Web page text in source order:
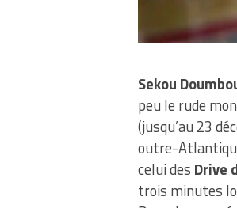
Sekou
peu le rude
(jusqu’au 23
outre-
celui des Drive
trois minutes